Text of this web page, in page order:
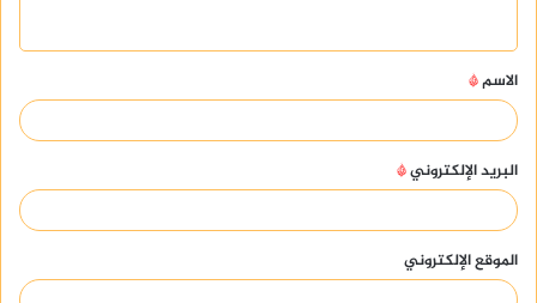
ق
*
الاسم*
البريد الإلكتروني*
الموقع الإلكتروني